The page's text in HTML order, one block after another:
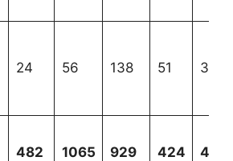
24 56 138 51 365
482 1065 929 424